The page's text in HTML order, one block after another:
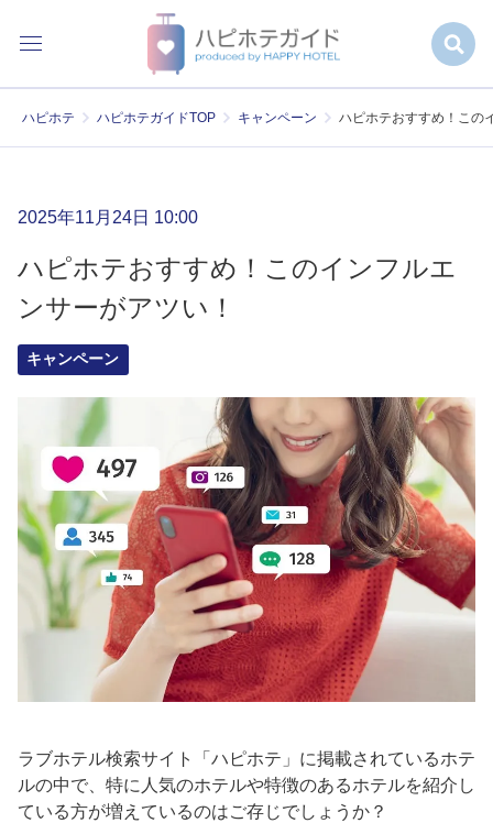
ハピホテ ハピホテガイドTOP キャンペーン ハピホテおすすめ！この
2025年11月24日 10:00
ハピホテおすすめ！このインフルエ
ンサーがアツい！
キャンペーン
ラブホテル検索サイト「ハピホテ」に掲載されているホテ
ルの中で、特に人気のホテルや特徴のあるホテルを紹介し
ている方が増えているのはご存じでしょうか？